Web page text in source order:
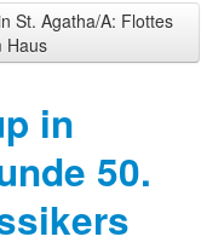
St. Agatha/A: Flottes
Haus
in
50.